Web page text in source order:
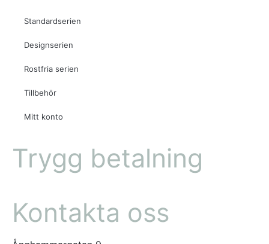
Standardserien
Designserien
Rostfria serien
Tillbehör
Mitt konto
Trygg betalning
Kontakta oss